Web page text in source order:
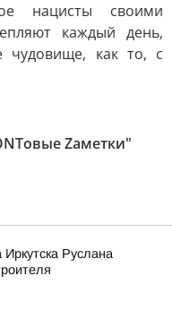
нацисты своими
каждый день,
чудовище, как то, с
Zаметки"
Руслана